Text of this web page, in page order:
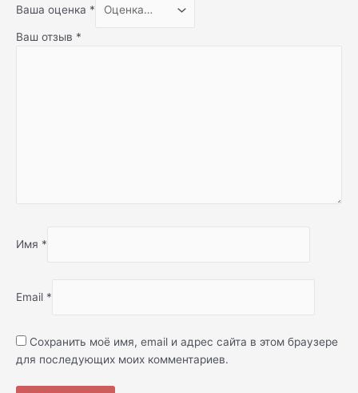
Ваша оценка *
Ваш отзыв *
Имя *
Email *
Сохранить моё имя, email и адрес сайта в этом браузере
для последующих моих комментариев.